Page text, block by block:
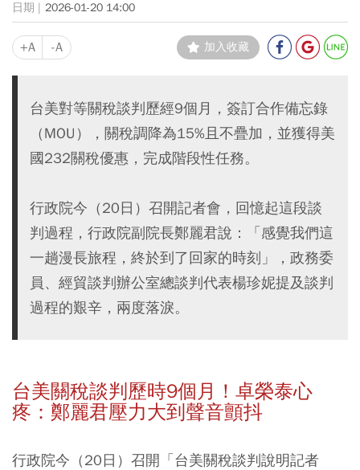
2026-01-20 14:00
+A -A 加入收藏
台美對等關稅談判歷經9個月，簽訂合作備忘錄
（MOU），關稅調降為15%且不疊加，並獲得美
國232關稅優惠，完成階段性任務。
行政院今（20日）召開記者會，回憶起這段談
判過程，行政院副院長鄭麗君說：「感覺我們這
一趟漫長旅程，終於到了回家的時刻」，政務委
員、經貿談判辦公室總談判代表楊珍妮提及談判
過程的艱辛，兩度落淚。
台美關稅談判歷時9個月！卓榮泰心
疼：鄭麗君壓力大到聲音顫抖
行政院今（20日）召開「台美關稅談判說明記者